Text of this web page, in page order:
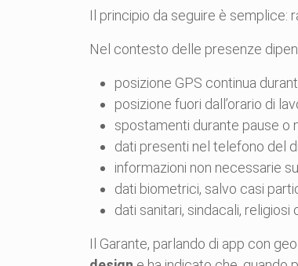
Il principio da seguire è semplice:
Nel contesto delle presenze
posizione GPS continua
posizione fuori dall’orario di
spostamenti durante pause o
dati presenti nel telefono del
informazioni non necessarie
dati biometrici, salvo casi
dati sanitari, sindacali,
Il Garante, parlando di app con